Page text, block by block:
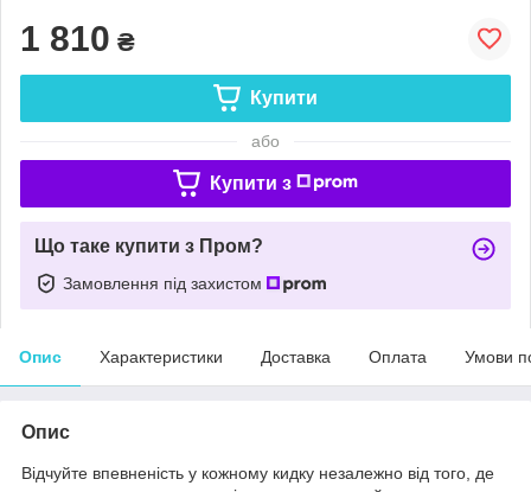
1 810 ₴
Купити
або
Купити з
Що таке купити з Пром?
Замовлення під захистом
Опис Характеристики Доставка Оплата Умови
Опис
Відчуйте впевненість у кожному кидку незалежно від того, де